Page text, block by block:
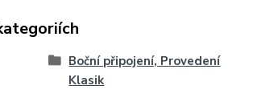
Boční připojení, Provedení
Klasik